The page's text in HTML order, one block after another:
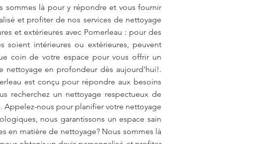
sommes là pour y répondre et vous fournir
et profiter de nos services de nettoyage
et extérieures avec Pomerleau : pour des
soient intérieures ou extérieures, peuvent
coin de votre espace pour vous offrir un
nettoyage en profondeur dès aujourd'hui!.
est conçu pour répondre aux besoins
recherchez un nettoyage respectueux de
nous pour planifier votre nettoyage
nous garantissons un espace sain
en matière de nettoyage? Nous sommes là